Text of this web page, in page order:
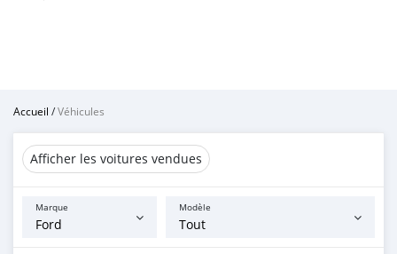
Accueil /Véhicules
Afficher les voitures vendues
Marque Modèle